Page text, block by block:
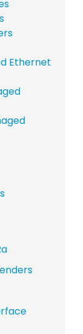
Ethernet